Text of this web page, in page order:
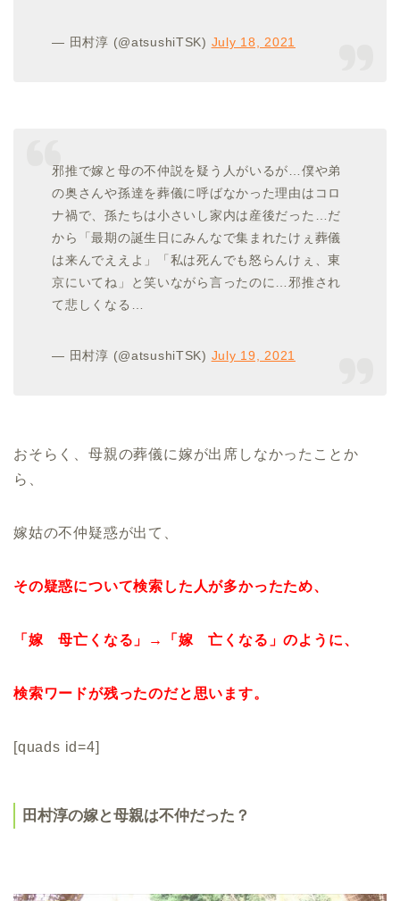
— 田村淳 (@atsushiTSK) July 18, 2021
邪推で嫁と母の不仲説を疑う人がいるが…僕や弟
の奥さんや孫達を葬儀に呼ばなかった理由はコロ
ナ禍で、孫たちは小さいし家内は産後だった…だ
から「最期の誕生日にみんなで集まれたけぇ葬儀
は来んでええよ」「私は死んでも怒らんけぇ、東
京にいてね」と笑いながら言ったのに…邪推され
て悲しくなる…
— 田村淳 (@atsushiTSK) July 19, 2021
おそらく、母親の葬儀に嫁が出席しなかったことか
ら、
嫁姑の不仲疑惑が出て、
その疑惑について検索した人が多かったため、
「嫁 母亡くなる」→「嫁 亡くなる」のように、
検索ワードが残ったのだと思います。
[quads id=4]
田村淳の嫁と母親は不仲だった？